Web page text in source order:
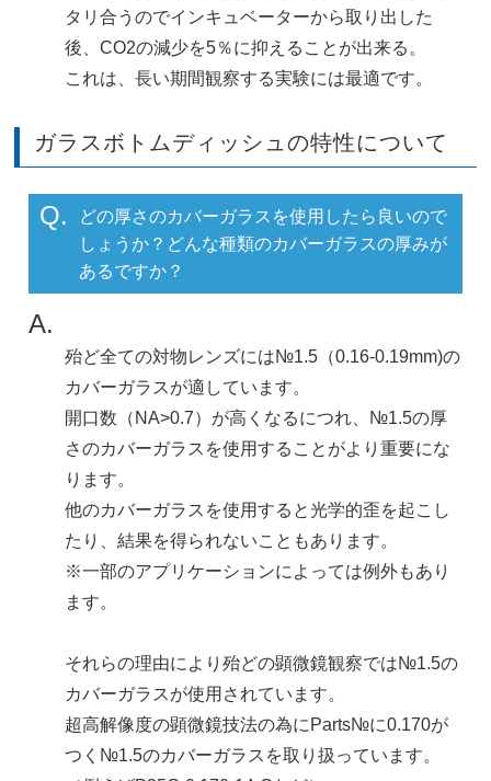
タリ合うのでインキュベーターから取り出した
後、CO2の減少を5％に抑えることが出来る。
これは、長い期間観察する実験には最適です。
ガラスボトムディッシュの特性について
Q.
どの厚さのカバーガラスを使用したら良いので
しょうか？どんな種類のカバーガラスの厚みが
あるですか？
A.
殆ど全ての対物レンズには№1.5（0.16-0.19mm)の
カバーガラスが適しています。
開口数（NA>0.7）が高くなるにつれ、№1.5の厚
さのカバーガラスを使用することがより重要にな
ります。
他のカバーガラスを使用すると光学的歪を起こし
たり、結果を得られないこともあります。
※一部のアプリケーションによっては例外もあり
ます。
それらの理由により殆どの顕微鏡観察では№1.5の
カバーガラスが使用されています。
超高解像度の顕微鏡技法の為にParts№に0.170が
つく№1.5のカバーガラスを取り扱っています。